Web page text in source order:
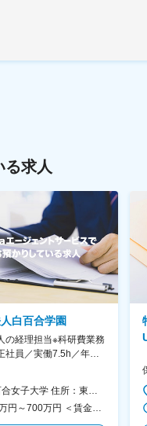
る求人
白百合学園
の経理担当※科研費業務
員／実働7.5h／年休